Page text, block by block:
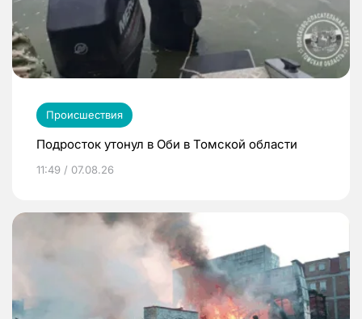
Происшествия
Подросток утонул в Оби в Томской области
11:49 / 07.08.26